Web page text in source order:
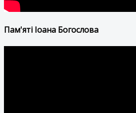
Пам'яті Іоана Богослова